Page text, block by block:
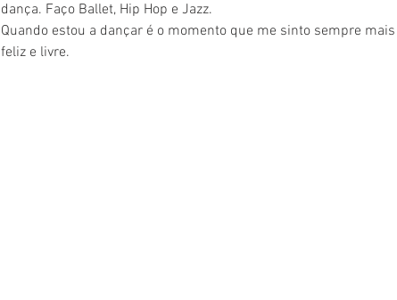
dança. Faço Ballet, Hip Hop e Jazz.
Quando estou a dançar é o momento que me sinto sempre mais
feliz e livre.